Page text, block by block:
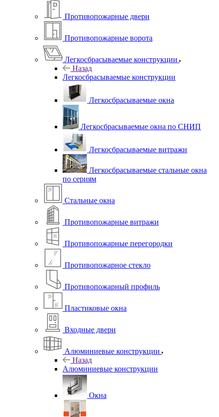
Противопожарные двери
Противопожарные ворота
Легкосбрасываемые конструкции
Назад
Легкосбрасываемые конструкции
Легкосбрасываемые окна
Легкосбрасываемые окна по СНИП
Легкосбрасываемые витражи
Легкосбрасываемые стальные окна
по сериям
Стальные окна
Противопожарные витражи
Противопожарные перегородки
Противопожарное стекло
Противопожарный профиль
Пластиковые окна
Входные двери
Алюминиевые конструкции
Назад
Алюминиевые конструкции
Окна